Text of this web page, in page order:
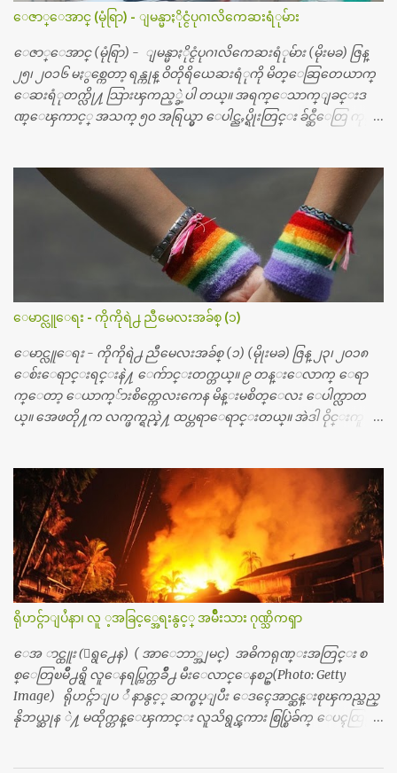
ေဇာ္ေအာင္ (မုံရြာ) - ျမန္မာႏိုင္ငံပုဂၢလိကေဆးရံုမ်ား
ေဇာ္ေအာင္ (မုံရြာ) - ျမန္မာႏိုင္ငံပုဂၢလိကေဆးရံုမ်ား (မိုးမခ) ဇြန္
၂၅၊ ၂၀၁၆ မႏွစ္ကေတာ့ ရန္ကုန္ ဝိတိုရိယေဆးရံုကို မိတ္ေဆြတေယာက္
ေဆးရံုတက္လို႔ သြားၾကည့္ခဲ့ပါ တယ္။ အရက္ေသာက္ျခင္းဒ
ဏ္ေၾကာင့္ အသက္ ၅၀ အရြယ္မွာ ေပါင္ညႇပ္ရိုးတြင္း ခ်င္ဆီေတြ ကုန္ခ
စၿပီး၊ အာရွေတာ္ဝင္ခြဲစိတ္ခန္းကို ငွားရမ္းခြဲစိတ္ အရိုးအစားထိုးကုပါတ
ယ္။ ေဆးစစ္၊ေဆးဝယ္၊ ခြဲစိတ္ကု၊ အရိုးအစားထိုးပစၥည္း စတဲ့စရိ
တ္ေတြနဲ႔ေဆးရံုမွာ ၂ ပတ္ေနထိုင္စရိတ္ သိန္း ၇၀ ေလာက္ ကုန္သြား
ပါတယ္။ သူငယ္ခ်င္းျဖစ္သူကို လာေတြ႔ရင္း ဟိုတယ္လို သန္႔ရွင္းသ
ပ္ရပ္တဲ့ ဝိတိုရိယေဆးရံုမွာ စီတီစကင္ နဲ႔ အမ္အာအိုင္1 စက္ခန္းကိုေ
တြ႔လို႔ေမးၾကည့္ေတာ့ တခါစမ္းရင္ က်ပ္တသိန္းေက်ာ္ က်သင့္
တယ္သိရပါတယ္။ တခါတေလ ကိုယ္လက္ေျခ၊ ဦးေႏွာက္ေတြ အေသး
စိတ္ၾကည့္လိုရင္ ဒီစက္ၾကီးေတြနဲ႔ စမ္းသပ္ရပါတယ္။ ခႏၱာကိုယ္အစိတ္ပို
င္း ကလီစာေတြကိုၾကည့္ရႈတဲ့ အာလထရာေဆာင္း2 စက္ေတြ
ကေတာ့ ေစ်းသိပ္မႀကီးလို႔ ျမန္မာျပည္ေဆးရံုတိုင္းရွိပါတယ္။
တစ္ခါစမ္းရင္ က်ပ္တစ္ေသာင္းေလာက္ က်သင့္ပါတယ္။ စာေရးသူ လြ
န္ခဲ့တဲ့ (၂)...
ေမာင္လူေရး - ကိုကိုရဲ႕ ညီမေလးအခ်စ္ (၁)
ေမာင္လူေရး - ကိုကိုရဲ႕ ညီမေလးအခ်စ္ (၁) (မိုုးမခ) ဇြန္ ၂၃၊ ၂၀၁၈
ေစ်းေရာင္းရင္းနဲ႔ ေက်ာင္းတက္တယ္။ ၉ တန္းေလာက္ ေရာ
က္ေတာ့ ေယာက္်ားစိတ္ကေလးကေန မိန္းမစိတ္ေလး ေပါက္လာတ
ယ္။ အေဖတို႔က လက္ဖက္ရည္နဲ႔ ထပ္တရာေရာင္းတယ္။ အဲဒါ ဝိုင္းကူ
တယ္။ ပန္းပန္တယ္။ မိန္းကေလး အဝတ္အစားေတြကိုလည္း ခုိးဝတ္တ
ယ္။ မိန္းမစိတ္ရွိေတာ့ ရွိေပမယ့္ ကိုယ့္ကိုယ္ကို မိန္းမစိတ္ေပါက္မွန္း
သိတာက ၉ တန္း၊ ၁၀ တန္းေလာက္ကမွ။ ညီအစ္ကို ေမာင္နွမ အားလံုး ၆
ေယာက္ရွိတယ္။ အစ္ကို ၃ ေယာက္၊ အစ္မ ႏွစ္ေယာက္။ အစ္ကိုေတြက
လည္း သူ႔ အေပါင္းအသင္းနဲ႔ သူဆိုေတာ့ အမေတြနဲ႔ဘဲ ေပါ
င္းတယ္။ ျပီးေတာ့ အေဖကလည္း ေယာက္်ားဆုိ ေယာ
က္်ားေလးလုိဘဲ ေနေစခ်င္တယ္။ အေဖ့ကို ေၾကာက္လည္း ေၾကာ
က္ရတယ္။ ေယာက္်ားဘဝဆုိတာ ျမင့္ျမတ္တယ္ေပါ့။ ေယာ
က္်ားေလး စိတ္လည္း ရွိေအာင္ ဘာသာေရးလည္း လုိက္စားေအာင္
တန္ခူးလဆုိ တစ္လလံုး ကိုရင္ ဝတ္ခုိင္းတယ္။ ေက်ာင္းမွာဆုိရင္ ေ
ယာက္်ားေလးေတြက ကိုယ့္ကို ဘာပဲျဖစ္ျဖစ္ မၾကားတၾကား စ
ရင္စတယ္။ အေျခာက္ ဘာညာေပါ့၊ အာ့့လုိေလးေတြ စတာေပါ့။
ရိုဟင္ဂ်ာျပႆနာ၊ လူ ့အခြင့္အေရးနွင့္ အမ်ိဳးသား ဂုဏ္သိကၡာ
ေအ ာင္ထူး (ေရွ႕ေန) ( အာေဘာ္အျမင္) အဓိကရုဏ္းအတြင္း စ
စ္ေတြၿမိဳ႕ရွိ လူေနရပ္ကြက္တခ်ိဳ႕ မီးေလာင္ေနစဥ္(Photo: Getty
Image) ရိုဟင္ဂ်ာျပ ႆ နာနွင့္ ဆက္စပ္ျပီး ေဒၚေအာင္ဆန္းစုၾကည္သည္
နိုဘယ္ဆုန ဲ႔ မထိုက္တန္ေၾကာင္း လူသိရွင္ၾကား စြပ္စြဲခ်က္ ေပၚထြက္လာ